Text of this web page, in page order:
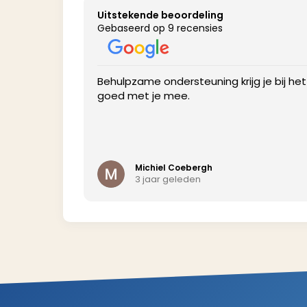
Uitstekende beoordeling
Gebaseerd op 9 recensies
Behulpzame ondersteuning krijg je bij
goed met je mee.
Michiel Coebergh
3 jaar geleden